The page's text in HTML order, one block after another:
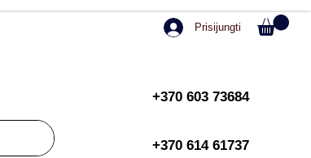
Prisijungti
+370 603 73684
+370 614 61737